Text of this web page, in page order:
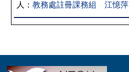
人：教務處註冊課務組 江憶萍